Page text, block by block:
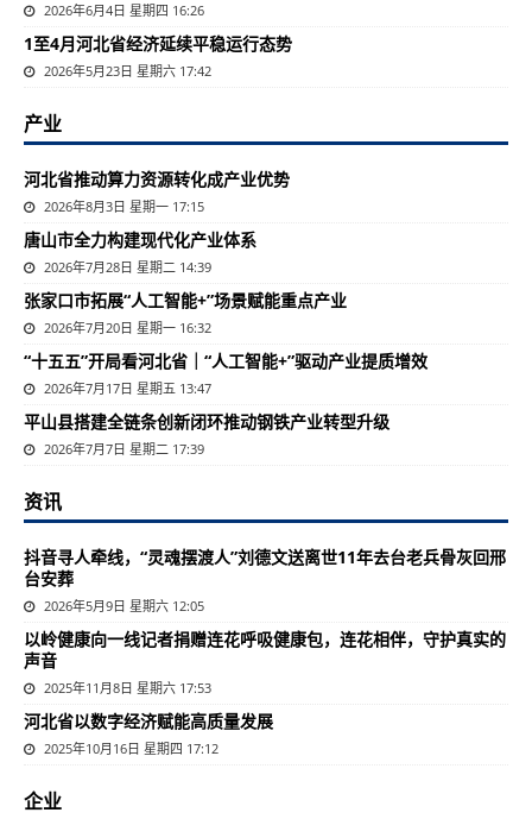
2026年6月4日 星期四 16:26
1至4月河北省经济延续平稳运行态势
2026年5月23日 星期六 17:42
产业
河北省推动算力资源转化成产业优势
2026年8月3日 星期一 17:15
唐山市全力构建现代化产业体系
2026年7月28日 星期二 14:39
张家口市拓展“人工智能+”场景赋能重点产业
2026年7月20日 星期一 16:32
“十五五”开局看河北省｜“人工智能+”驱动产业提质增效
2026年7月17日 星期五 13:47
平山县搭建全链条创新闭环推动钢铁产业转型升级
2026年7月7日 星期二 17:39
资讯
抖音寻人牵线，“灵魂摆渡人”刘德文送离世11年去台老兵骨灰回邢
台安葬
2026年5月9日 星期六 12:05
以岭健康向一线记者捐赠连花呼吸健康包，连花相伴，守护真实的
声音
2025年11月8日 星期六 17:53
河北省以数字经济赋能高质量发展
2025年10月16日 星期四 17:12
企业